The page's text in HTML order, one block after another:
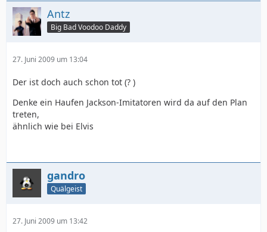
Antz
Big Bad Voodoo Daddy
27. Juni 2009 um 13:04
Der ist doch auch schon tot (? )
Denke ein Haufen Jackson-Imitatoren wird da auf den Plan
treten,
ähnlich wie bei Elvis
gandro
Quälgeist
27. Juni 2009 um 13:42